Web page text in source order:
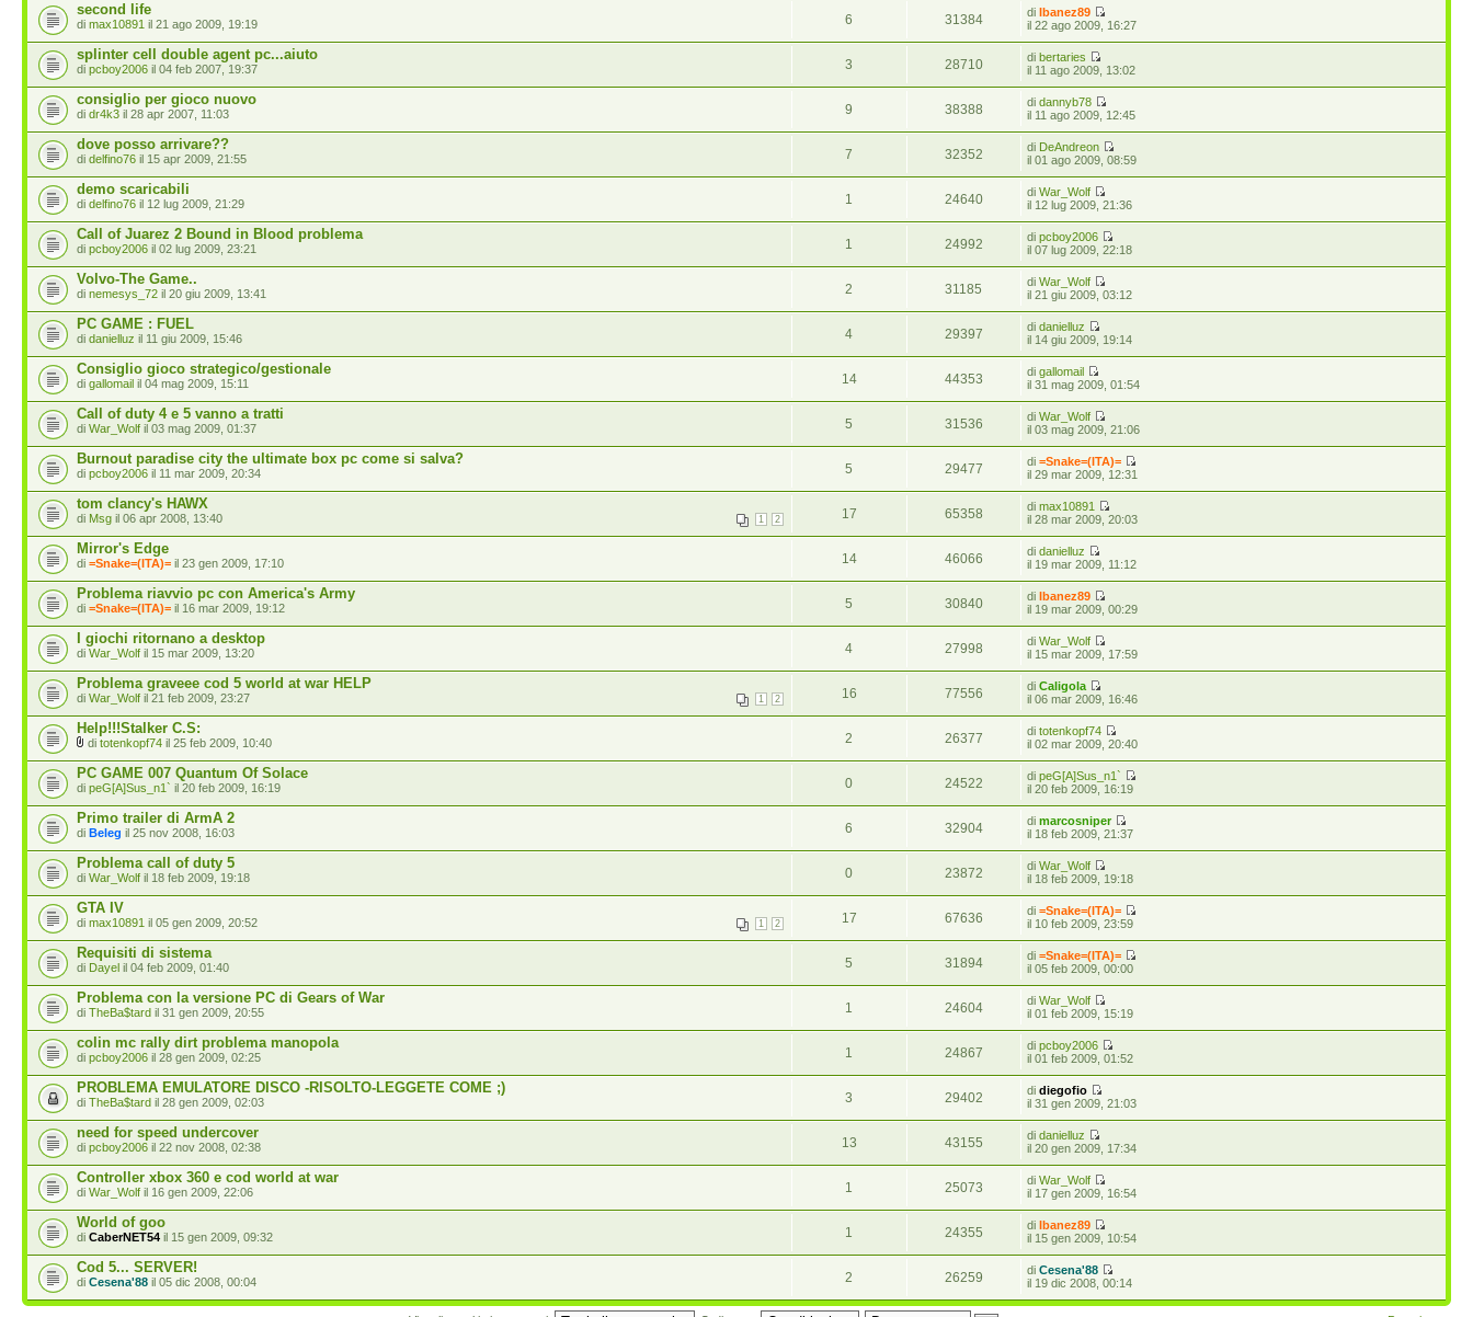
second life
di max10891 il 21 ago 2009, 19:19 6 31384 diIbanez89
il 22 ago 2009, 16:27
splinter cell double agent pc...aiuto
di pcboy2006 il 04 feb 2007, 19:37 3 28710 dibertaries
il 11 ago 2009, 13:02
consiglio per gioco nuovo
di dr4k3 il 28 apr 2007, 11:03 9 38388 didannyb78
il 11 ago 2009, 12:45
dove posso arrivare??
di delfino76 il 15 apr 2009, 21:55 7 32352 di DeAndreon
il 01 ago 2009, 08:59
demo scaricabili
di delfino76 il 12 lug 2009, 21:29 1 24640 diWar_Wolf
il 12 lug 2009, 21:36
Call of Juarez 2 Bound in Blood problema
di pcboy2006 il 02 lug 2009, 23:21 1 24992 dipcboy2006
il 07 lug 2009, 22:18
Volvo-The Game..
di nemesys_72 il 20 giu 2009, 13:41 2 31185 diWar_Wolf
il 21 giu 2009, 03:12
PC GAME : FUEL
di danielluz il 11 giu 2009, 15:46 4 29397 didanielluz
il 14 giu 2009, 19:14
Consiglio gioco strategico/gestionale
di gallomail il 04 mag 2009, 15:11 14 44353 digallomail
il 31 mag 2009, 01:54
Call of duty 4 e 5 vanno a tratti
di War_Wolf il 03 mag 2009, 01:37 5 31536 diWar_Wolf
il 03 mag 2009, 21:06
Burnout paradise city the ultimate box pc come si salva?
di pcboy2006 il 11 mar 2009, 20:34 5 29477 di=Snake=(ITA)=
il 29 mar 2009, 12:31
tom clancy's HAWX
1 2
di Msg il 06 apr 2008, 13:40 17 65358 dimax10891
il 28 mar 2009, 20:03
Mirror's Edge
di =Snake=(ITA)= il 23 gen 2009, 17:10 14 46066 didanielluz
il 19 mar 2009, 11:12
Problema riavvio pc con America's Army
di =Snake=(ITA)= il 16 mar 2009, 19:12 5 30840 diIbanez89
il 19 mar 2009, 00:29
I giochi ritornano a desktop
di War_Wolf il 15 mar 2009, 13:20 4 27998 diWar_Wolf
il 15 mar 2009, 17:59
Problema graveee cod 5 world at war HELP
1 2
di War_Wolf il 21 feb 2009, 23:27 16 77556 diCaligola
il 06 mar 2009, 16:46
Help!!!Stalker C.S:
di totenkopf74 il 25 feb 2009, 10:40 2 26377 ditotenkopf74
il 02 mar 2009, 20:40
PC GAME 007 Quantum Of Solace
di peG[A]Sus_n1` il 20 feb 2009, 16:19 0 24522 dipeG[A]Sus_n1`
il 20 feb 2009, 16:19
Primo trailer di ArmA 2
di Beleg il 25 nov 2008, 16:03 6 32904 dimarcosniper
il 18 feb 2009, 21:37
Problema call of duty 5
di War_Wolf il 18 feb 2009, 19:18 0 23872 diWar_Wolf
il 18 feb 2009, 19:18
GTA IV
1 2
di max10891 il 05 gen 2009, 20:52 17 67636 di=Snake=(ITA)=
il 10 feb 2009, 23:59
Requisiti di sistema
di Dayel il 04 feb 2009, 01:40 5 31894 di=Snake=(ITA)=
il 05 feb 2009, 00:00
Problema con la versione PC di Gears of War
di TheBa$tard il 31 gen 2009, 20:55 1 24604 diWar_Wolf
il 01 feb 2009, 15:19
colin mc rally dirt problema manopola
di pcboy2006 il 28 gen 2009, 02:25 1 24867 dipcboy2006
il 01 feb 2009, 01:52
PROBLEMA EMULATORE DISCO -RISOLTO-LEGGETE COME ;)
di TheBa$tard il 28 gen 2009, 02:03 3 29402 didiegofio
il 31 gen 2009, 21:03
need for speed undercover
di pcboy2006 il 22 nov 2008, 02:38 13 43155 didanielluz
il 20 gen 2009, 17:34
Controller xbox 360 e cod world at war
di War_Wolf il 16 gen 2009, 22:06 1 25073 diWar_Wolf
il 17 gen 2009, 16:54
World of goo
di CaberNET54 il 15 gen 2009, 09:32 1 24355 diIbanez89
il 15 gen 2009, 10:54
Cod 5... SERVER!
di Cesena'88 il 05 dic 2008, 00:04 2 26259 diCesena'88
il 19 dic 2008, 00:14